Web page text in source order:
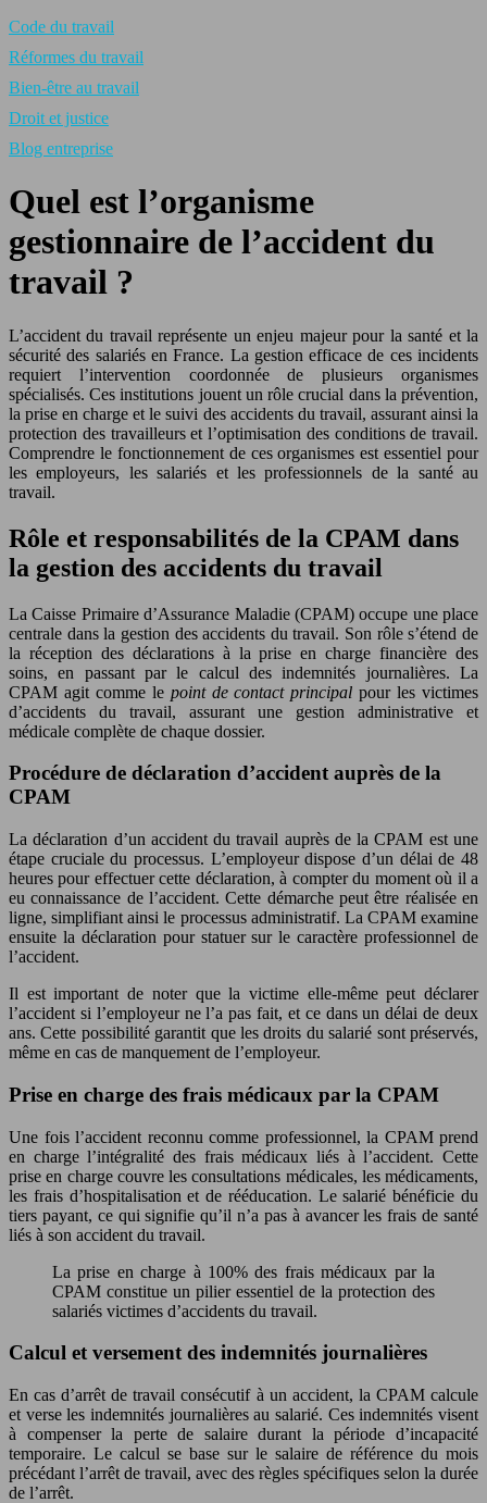
Code du travail
Réformes du travail
Bien-être au travail
Droit et justice
Blog entreprise
Quel est l’organisme
gestionnaire de l’accident du
travail ?
L’accident du travail représente un enjeu majeur pour la santé et la
sécurité des salariés en France. La gestion efficace de ces incidents
requiert l’intervention coordonnée de plusieurs organismes
spécialisés. Ces institutions jouent un rôle crucial dans la prévention,
la prise en charge et le suivi des accidents du travail, assurant ainsi la
protection des travailleurs et l’optimisation des conditions de travail.
Comprendre le fonctionnement de ces organismes est essentiel pour
les employeurs, les salariés et les professionnels de la santé au
travail.
Rôle et responsabilités de la CPAM dans
la gestion des accidents du travail
La Caisse Primaire d’Assurance Maladie (CPAM) occupe une place
centrale dans la gestion des accidents du travail. Son rôle s’étend de
la réception des déclarations à la prise en charge financière des
soins, en passant par le calcul des indemnités journalières. La
CPAM agit comme le point de contact principalpour les victimes
d’accidents du travail, assurant une gestion administrative et
médicale complète de chaque dossier.
Procédure de déclaration d’accident auprès de la
CPAM
La déclaration d’un accident du travail auprès de la CPAM est une
étape cruciale du processus. L’employeur dispose d’un délai de 48
heures pour effectuer cette déclaration, à compter du moment où il a
eu connaissance de l’accident. Cette démarche peut être réalisée en
ligne, simplifiant ainsi le processus administratif. La CPAM examine
ensuite la déclaration pour statuer sur le caractère professionnel de
l’accident.
Il est important de noter que la victime elle-même peut déclarer
l’accident si l’employeur ne l’a pas fait, et ce dans un délai de deux
ans. Cette possibilité garantit que les droits du salarié sont préservés,
même en cas de manquement de l’employeur.
Prise en charge des frais médicaux par la CPAM
Une fois l’accident reconnu comme professionnel, la CPAM prend
en charge l’intégralité des frais médicaux liés à l’accident. Cette
prise en charge couvre les consultations médicales, les médicaments,
les frais d’hospitalisation et de rééducation. Le salarié bénéficie du
tiers payant, ce qui signifie qu’il n’a pas à avancer les frais de santé
liés à son accident du travail.
La prise en charge à 100% des frais médicaux par la
CPAM constitue un pilier essentiel de la protection des
salariés victimes d’accidents du travail.
Calcul et versement des indemnités journalières
En cas d’arrêt de travail consécutif à un accident, la CPAM calcule
et verse les indemnités journalières au salarié. Ces indemnités visent
à compenser la perte de salaire durant la période d’incapacité
temporaire. Le calcul se base sur le salaire de référence du mois
précédant l’arrêt de travail, avec des règles spécifiques selon la durée
de l’arrêt.